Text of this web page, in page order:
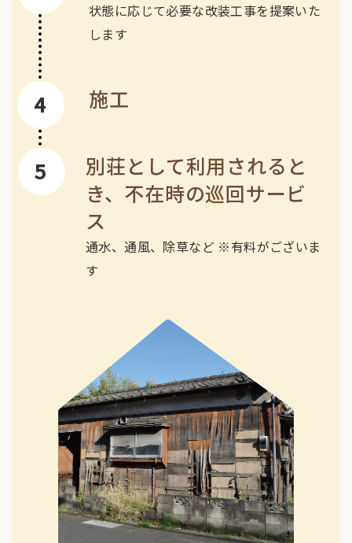
状態に応じて必要な改装工事を提案いた
します
施工
別荘として利用されると
き、不在時の巡回サービ
ス
通水、通風、除草など ※有料がございま
す